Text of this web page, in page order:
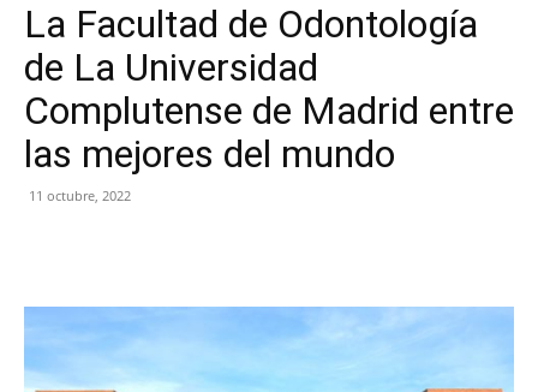
La Facultad de Odontología
de La Universidad
Complutense de Madrid entre
las mejores del mundo
11 octubre, 2022